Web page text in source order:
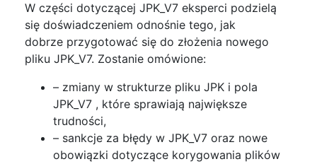
W części dotyczącej JPK_V7 eksperci podzielą
się doświadczeniem odnośnie tego, jak
dobrze przygotować się do złożenia nowego
pliku JPK_V7. Zostanie omówione:
– zmiany w strukturze pliku JPK i pola
JPK_V7 , które sprawiają największe
trudności,
– sankcje za błędy w JPK_V7 oraz nowe
obowiązki dotyczące korygowania plików